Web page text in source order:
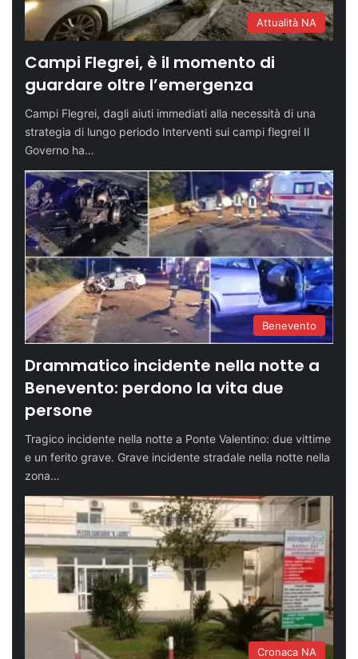
Attualità NA
Campi Flegrei, è il momento di
guardare oltre l’emergenza
Campi Flegrei, dagli aiuti immediati alla necessità di una
strategia di lungo periodo Interventi sui campi flegrei Il
Governo ha…
Benevento
Drammatico incidente nella notte a
Benevento: perdono la vita due
persone
Tragico incidente nella notte a Ponte Valentino: due vittime
e un ferito grave. Grave incidente stradale nella notte nella
zona…
Cronaca NA